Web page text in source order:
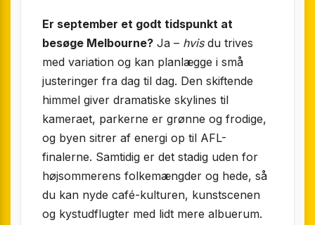
Er september et godt tidspunkt at
besøge Melbourne? Ja – hvisdu trives
med variation og kan planlægge i små
justeringer fra dag til dag. Den skiftende
himmel giver dramatiske skylines til
kameraet, parkerne er grønne og frodige,
og byen sitrer af energi op til AFL-
finalerne. Samtidig er det stadig uden for
højsommerens folkemængder og hede, så
du kan nyde café-kulturen, kunstscenen
og kystudflugter med lidt mere albuerum.